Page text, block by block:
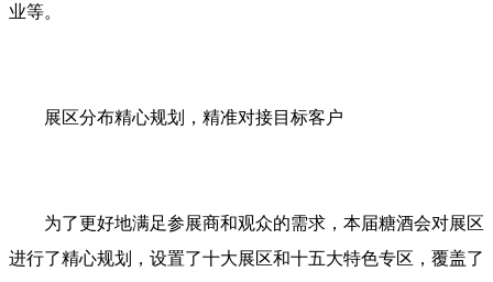
业等。
展区分布精心规划，精准对接目标客户
为了更好地满足参展商和观众的需求，本届糖酒会对展区
进行了精心规划，设置了十大展区和十五大特色专区，覆盖了